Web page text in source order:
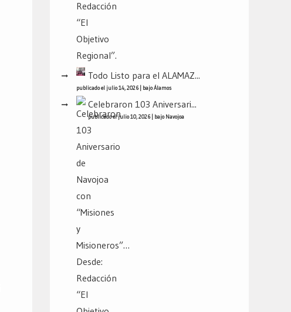
Todo Listo para el ALAMAZ...
publicado el julio 14, 2026| bajoÁlamos
Celebraron 103 Aniversari...
publicado el julio 10, 2026| bajoNavojoa